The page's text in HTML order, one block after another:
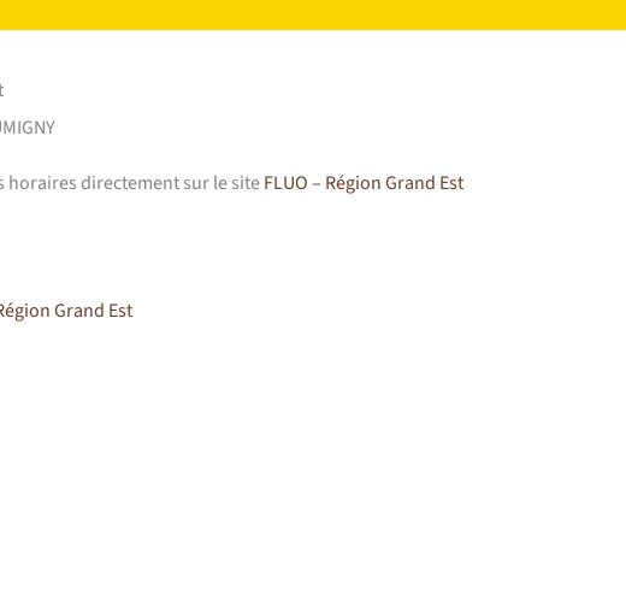
horaires directement sur le siteFLUO – Région Grand Est
Grand Est